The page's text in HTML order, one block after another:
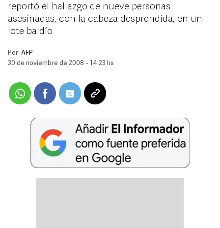
reportó el hallazgo de nueve personas
asesinadas, con la cabeza desprendida, en un
lote baldío
Por: AFP
30 de noviembre de 2008 - 14:23 hs